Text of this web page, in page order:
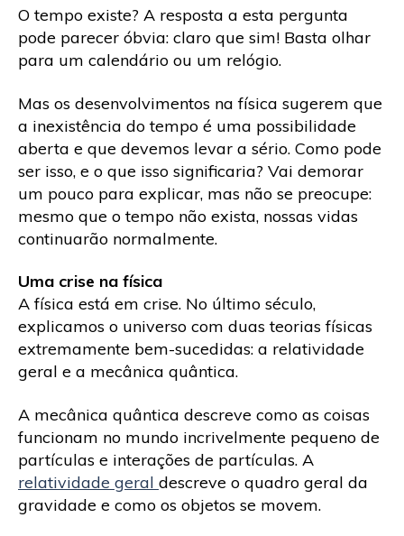
O tempo existe? A resposta a esta pergunta
pode parecer óbvia: claro que sim! Basta olhar
para um calendário ou um relógio.
Mas os desenvolvimentos na física sugerem que
a inexistência do tempo é uma possibilidade
aberta e que devemos levar a sério. Como pode
ser isso, e o que isso significaria? Vai demorar
um pouco para explicar, mas não se preocupe:
mesmo que o tempo não exista, nossas vidas
continuarão normalmente.
Uma crise na física
A física está em crise. No último século,
explicamos o universo com duas teorias físicas
extremamente bem-sucedidas: a relatividade
geral e a mecânica quântica.
A mecânica quântica descreve como as coisas
funcionam no mundo incrivelmente pequeno de
partículas e interações de partículas. A
relatividade geral descreve o quadro geral da
gravidade e como os objetos se movem.